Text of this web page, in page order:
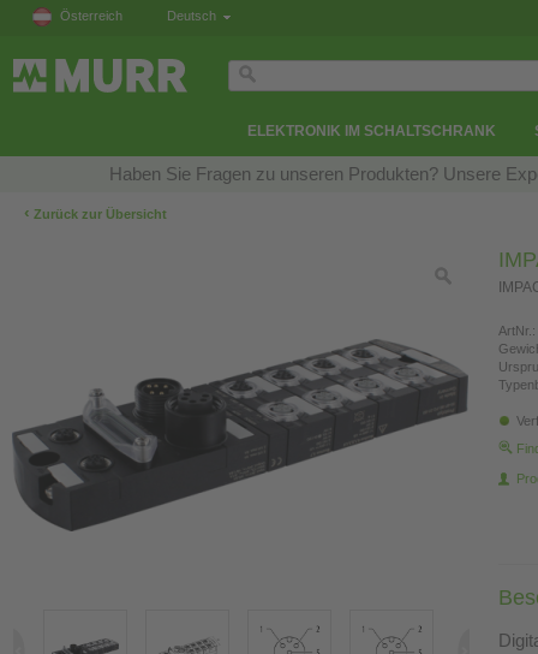
Österreich Deutsch
ELEKTRONIK IM SCHALTSCHRANK
Haben Sie Fragen zu unseren Produkten? Unsere
‹ Zurück zur Übersicht
ArtNr.: